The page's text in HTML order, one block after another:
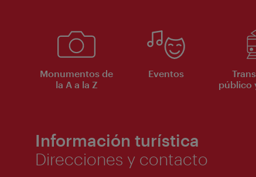
Monumentos de
la A a la Z
Eventos
público
Información turística
Direcciones y contacto